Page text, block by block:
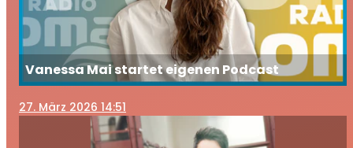
Vanessa Mai startet eigenen Podcast
27. März 2026 14:51